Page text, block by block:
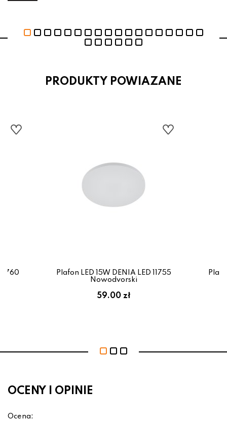
PRODUKTY POWIAZANE
Plafon LED 15W DENIA LED 11755
Nowodvorski
59.00 zł
OCENY I OPINIE
Ocena: